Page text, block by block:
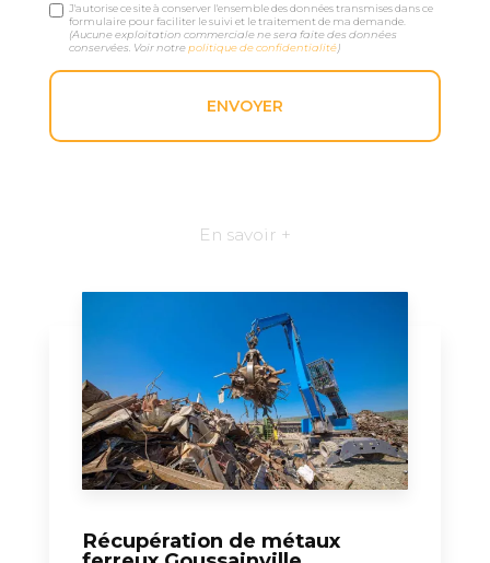
J'autorise ce site à conserver l'ensemble des données transmises dans ce
formulaire pour faciliter le suivi et le traitement de ma demande.
(Aucune exploitation commerciale ne sera faite des données
conservées. Voir notrepolitique de confidentialité)
En savoir +
Récupération de métaux